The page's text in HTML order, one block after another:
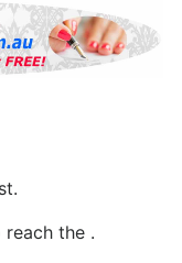
the .